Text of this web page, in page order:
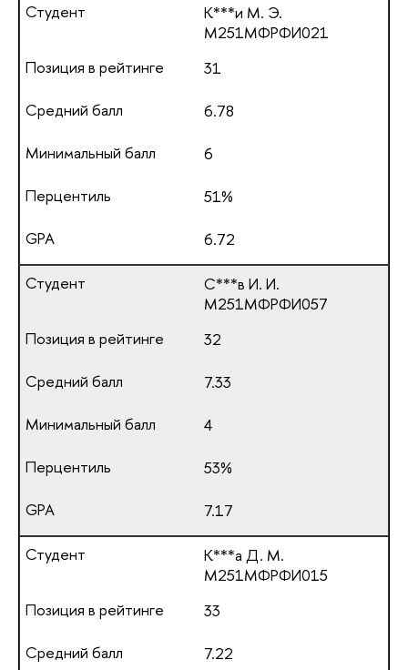
К***и М. Э.
М251МФРФИ021
31
6.78
6
51%
6.72
С***в И. И.
М251МФРФИ057
32
7.33
4
53%
7.17
К***а Д. М.
М251МФРФИ015
33
7.22